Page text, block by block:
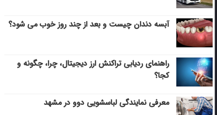
آبسه دندان چیست و بعد از چند روز خوب می‌ شود؟
راهنمای ردیابی تراکنش ارز دیجیتال، چرا، چگونه و
کجا؟
معرفی نمایندگی لباسشویی دوو در مشهد